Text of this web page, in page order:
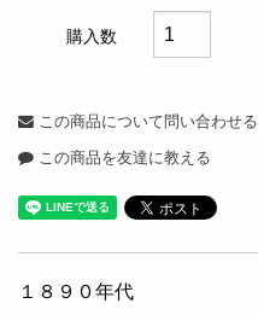
購入数
この商品について問い合わせる
この商品を友達に教える
１８９０年代